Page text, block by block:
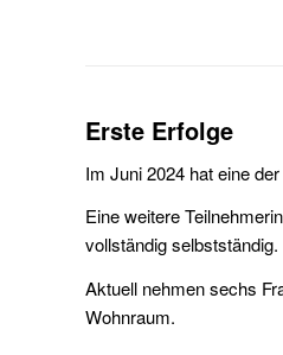
Erste Erfolge
Im Juni 2024 hat eine
Eine weitere
vollständig selbstständig.
Aktuell nehmen sechs
Wohnraum.